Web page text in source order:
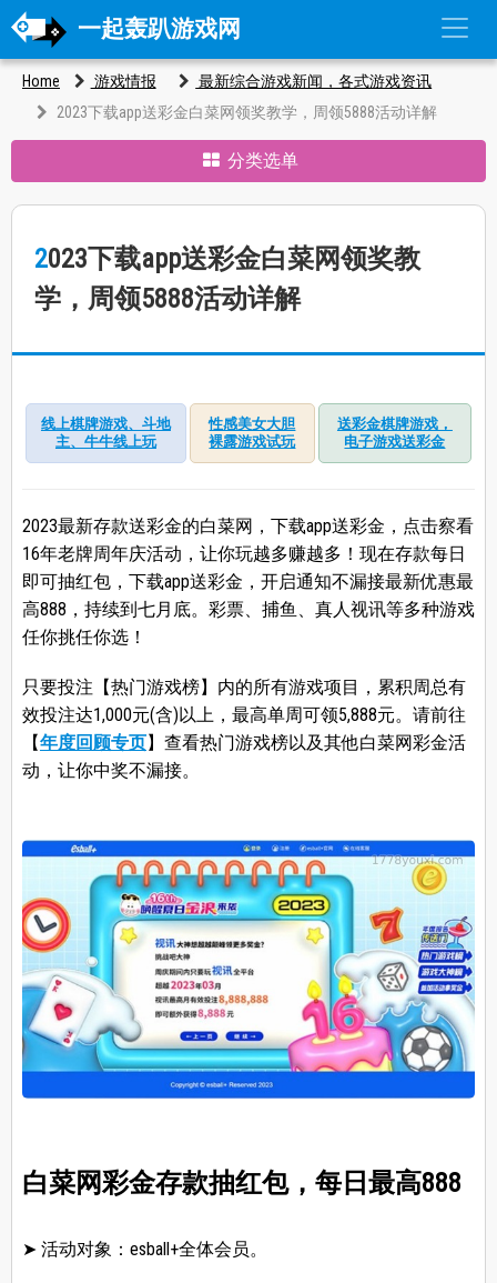
一起轰趴游戏网
Home 游戏情报
最新综合游戏新闻，各式游戏资讯
2023下载app送彩金白菜网领奖教学，周领5888活动详解
分类选单
2023下载app送彩金白菜网领奖教
学，周领5888活动详解
线上棋牌游戏、斗地
主、牛牛线上玩
性感美女大胆
裸露游戏试玩
送彩金棋牌游戏，
电子游戏送彩金
2023最新存款送彩金的白菜网，下载app送彩金，点击察看
16年老牌周年庆活动，让你玩越多赚越多！现在存款每日
即可抽红包，下载app送彩金，开启通知不漏接最新优惠最
高888，持续到七月底。彩票、捕鱼、真人视讯等多种游戏
任你挑任你选！
只要投注【热门游戏榜】内的所有游戏项目，累积周总有
效投注达1,000元(含)以上，最高单周可领5,888元。请前往
【年度回顾专页】查看热门游戏榜以及其他白菜网彩金活
动，让你中奖不漏接。
白菜网彩金存款抽红包，每日最高888
➤ 活动对象：esball+全体会员。